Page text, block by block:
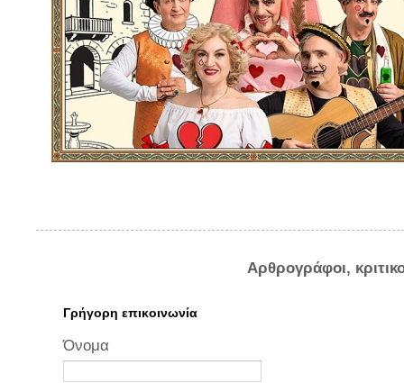
Αρθρογράφοι,
Γρήγορη επικοινωνία
Όνομα